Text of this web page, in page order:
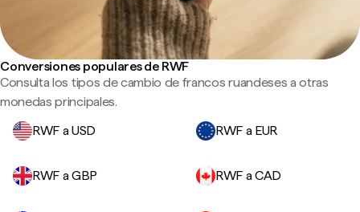
Conversiones populares de RWF
Consulta los tipos de cambio de francos ruandeses a otras
monedas principales.
RWF a USD
RWF a EUR
RWF a GBP RWF a CAD